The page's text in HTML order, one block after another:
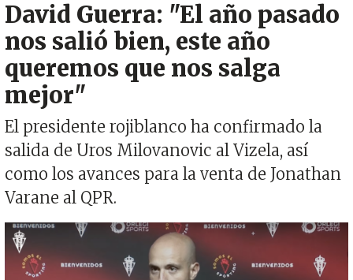
David Guerra: "El año pasado
nos salió bien, este año
queremos que nos salga
mejor"
El presidente rojiblanco ha confirmado la
salida de Uros Milovanovic al Vizela, así
como los avances para la venta de Jonathan
Varane al QPR.
Imagen